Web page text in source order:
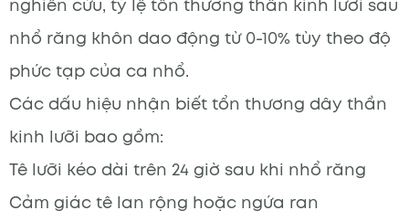
nhổ răng khôn dao động từ 0-10% tùy theo độ
phức tạp của ca nhổ.
Các dấu hiệu nhận biết tổn thương dây thần
kinh lưỡi bao gồm:
Tê lưỡi kéo dài trên 24 giờ sau khi nhổ răng
Cảm giác tê lan rộng hoặc ngứa ran